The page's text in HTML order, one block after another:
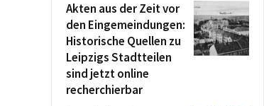
Akten aus der Zeit vor
den Eingemeindungen:
Historische Quellen zu
Leipzigs Stadtteilen
sind jetzt online
recherchierbar